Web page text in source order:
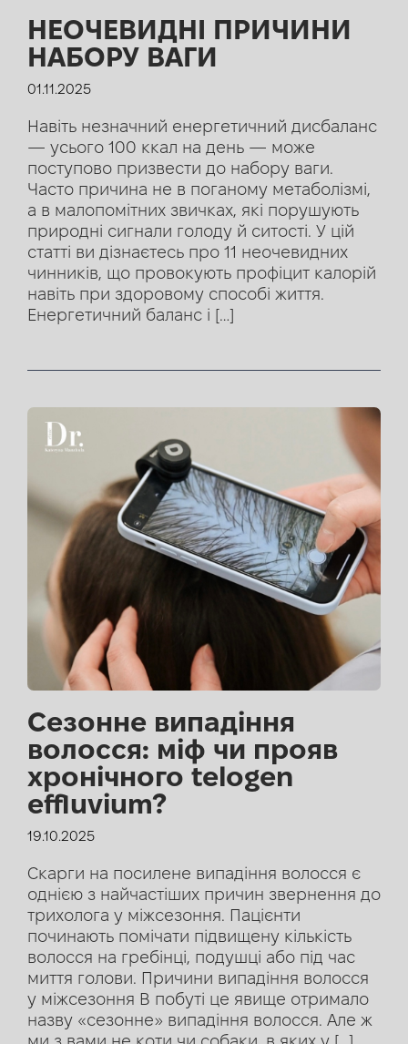
НЕОЧЕВИДНІ ПРИЧИНИ
НАБОРУ ВАГИ
01.11.2025
Навіть незначний енергетичний дисбаланс
— усього 100 ккал на день — може
поступово призвести до набору ваги.
Часто причина не в поганому метаболізмі,
а в малопомітних звичках, які порушують
природні сигнали голоду й ситості. У цій
статті ви дізнаєтесь про 11 неочевидних
чинників, що провокують профіцит калорій
навіть при здоровому способі життя.
Енергетичний баланс і […]
Сезонне випадіння
волосся: міф чи прояв
хронічного telogen
effluvium?
19.10.2025
Скарги на посилене випадіння волосся є
однією з найчастіших причин звернення до
трихолога у міжсезоння. Пацієнти
починають помічати підвищену кількість
волосся на гребінці, подушці або під час
миття голови. Причини випадіння волосся
у міжсезоння В побуті це явище отримало
назву «сезонне» випадіння волосся. Але ж